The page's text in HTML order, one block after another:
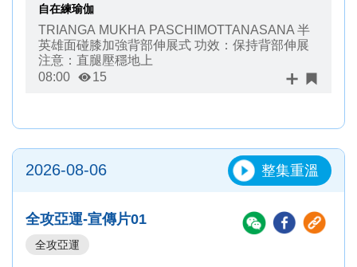
自在練瑜伽
TRIANGA MUKHA PASCHIMOTTANASANA 半
英雄面碰膝加強背部伸展式 功效：保持背部伸展
注意：直腿壓穩地上
08:00
15
2026-08-06 整集重溫
全攻亞運-宣傳片01
全攻亞運